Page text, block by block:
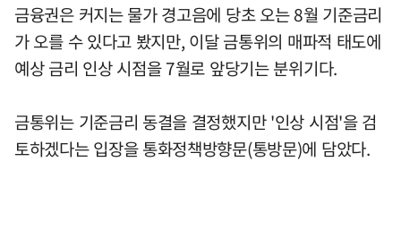
금융권은 커지는 물가 경고음에 당초 오는 8월 기준금리
가 오를 수 있다고 봤지만, 이달 금통위의 매파적 태도에
예상 금리 인상 시점을 7월로 앞당기는 분위기다.
금통위는 기준금리 동결을 결정했지만 '인상 시점'을 검
토하겠다는 입장을 통화정책방향문(통방문)에 담았다.